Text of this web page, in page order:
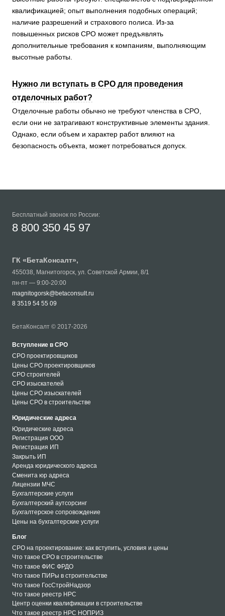
квалификацией; опыт выполнения подобных операций;
наличие разрешений и страхового полиса. Из-за
повышенных рисков СРО может предъявлять
дополнительные требования к компаниям, выполняющим
высотные работы.
Нужно ли вступать в СРО для проведения
отделочных работ?
Отделочные работы обычно не требуют членства в СРО,
если они не затрагивают конструктивные элементы здания.
Однако, если объем и характер работ влияют на
безопасность объекта, может потребоваться допуск.
Бесплатный звонок по России:
8 800 350 45 97
ГК « БетаКонсалт»,
455038, Магнитогорск, ул. Советской Армии, 8/1
пн-пт — 9:00-20:00
magnitogorsk@betaconsult.ru
8 3519 54 55 09
БетаКонсалт © 2017-2026
Вступление в СРО
СРО проектировщиков
Цены СРО проектировщиков
СРО строителей
СРО изыскателей
Цены СРО изыскателей
Цены СРО в строительстве
Юридические адреса
Юридические адреса
Регистрация ООО
Регистрация ИП
Закрыть ИП
Аренда юридического адреса
Сменита юр адреса
Лицензии МЧС
Бухгалтерские услуги
Бухгалтерский аутсорсинг
Бухгалтерское сопровождение
Цены на бухгалтерские услуги
Блог
СРО на проектирование: как вступить, условия и цены
Что такое СРО в строительстве
Что такое ФИС ФРДО
Что такое ПИРы в строительстве
Что такое ГосСтройНадзор
Что такое реестр НРС
Центр оценки квалификации в строительстве
Что такое реестр НРС НОПРИЗ